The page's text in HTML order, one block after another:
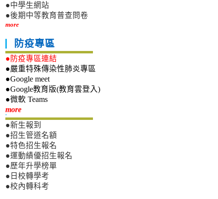
●中學生網站
●後期中等教育普查問卷
more
防疫專區
●防疫專區連結
●嚴重特殊傳染性肺炎專區
●Google meet
●Google教育版(教育雲登入)
●微軟 Teams
more新生專區
●新生報到
●招生管道名額
●特色招生報名
●運動績優招生報名
●歷年升學榜單
●日校轉學考
●校內轉科考